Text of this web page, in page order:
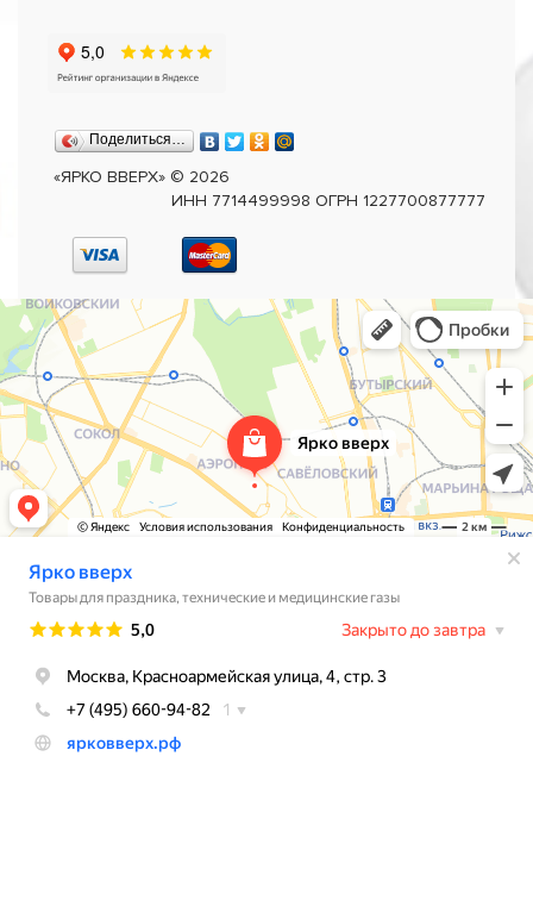
Поделиться…
«ЯРКО ВВЕРХ» © 2026
ИНН 7714499998 ОГРН 1227700877777